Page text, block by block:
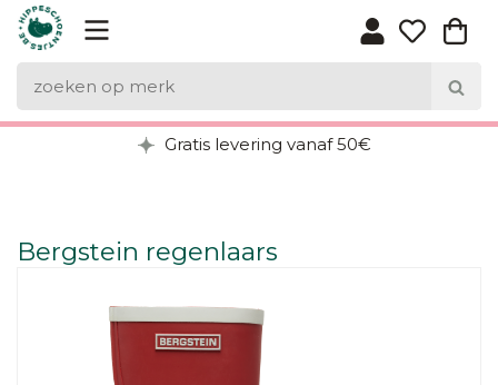
Gratis levering vanaf 50€
Bergstein regenlaars